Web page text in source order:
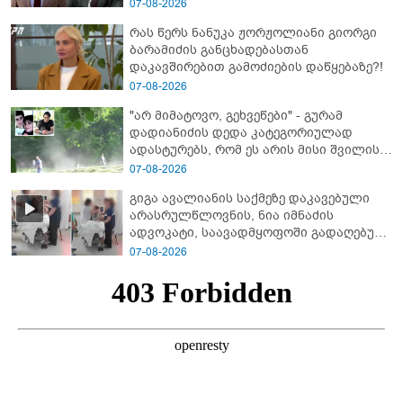
ბარამიძე კი ტყუის"
07-08-2026
რას წერს ნანუკა ჟორჟოლიანი გიორგი
ბარამიძის განცხადებასთან
დაკავშირებით გამოძიების დაწყებაზე?!
07-08-2026
"არ მიმატოვო, გეხვეწები" - გუ­რა­მ
დადიანიძის დედა კა­ტე­გო­რი­უ­ლად
ადას­ტუ­რებს, რომ ეს არის მისი შვი­ლის
ხმა
07-08-2026
გიგა ავალიანის საქმეზე დაკავებული
არასრულწლოვნის, ნია იმნაძის
ადვოკატი, საავადმყოფოში გადაღებულ
კადრებს ავრცელებს
07-08-2026